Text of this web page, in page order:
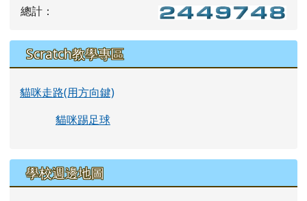
總計：
Scratch教學專區
貓咪走路(用方向鍵)
貓咪踢足球
學校週邊地圖